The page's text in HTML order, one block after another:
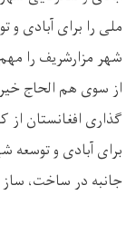
ملی را برای آبادی
شهر مزارشریف را
‏از سوی هم الحاج
گذاری افغانستان
برای آبادی و
جانبه در ساخت،